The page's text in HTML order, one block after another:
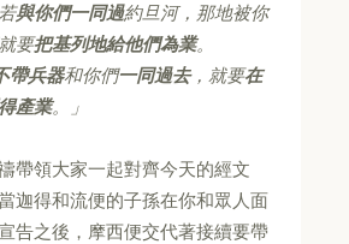
與你們一同過約旦河，那地被你
要把基列地給他們為業。
帶兵器和你們一同過去，就要在
產業。」
帶領大家一起對齊今天的經文
迦得和流便的子孫在你和眾人面
告之後，摩西便交代著接續要帶